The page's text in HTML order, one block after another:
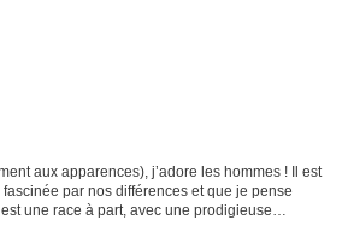
aux apparences), j’adore les hommes ! Il est
par nos différences et que je pense
une race à part, avec une prodigieuse